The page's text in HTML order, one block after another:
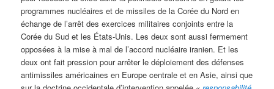
programmes nucléaires et de missiles de la Corée du Nord en
échange de l’arrêt des exercices militaires conjoints entre la
Corée du Sud et les États-Unis. Les deux sont aussi fermement
opposées à la mise à mal de l’accord nucléaire iranien. Et les
deux ont fait pression pour arrêter le déploiement des défenses
antimissiles américaines en Europe centrale et en Asie, ainsi que